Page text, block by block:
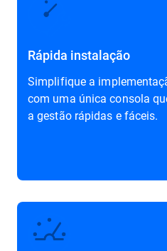
Rápida instalação
Simplifique a
com uma única consola
a gestão rápidas e fáceis.